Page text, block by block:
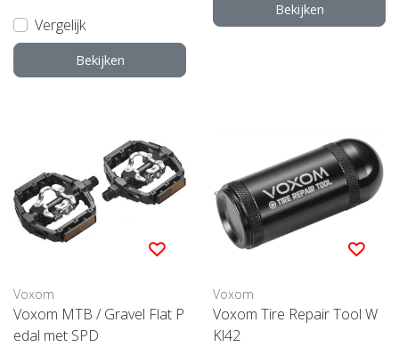
Vergelijk
Bekijken
Bekijken
Voxom
Voxom MTB / Gravel Flat P
edal met SPD
Voxom
Voxom Tire Repair Tool W
Kl42